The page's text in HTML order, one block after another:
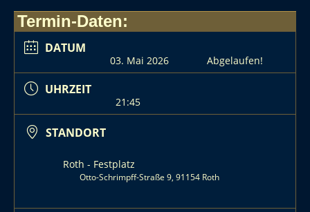
Termin-Daten:
DATUM
03. Mai 2026 Abgelaufen!
UHRZEIT
21:45
STANDORT
Roth - Festplatz
Otto-Schrimpff-Straße 9, 91154 Roth